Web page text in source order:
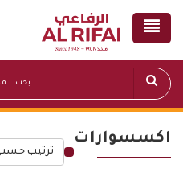
اكسسوارات
ترتيب حسب: